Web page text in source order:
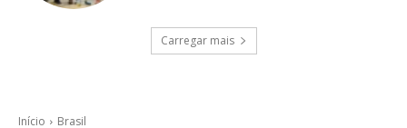
Carregar mais